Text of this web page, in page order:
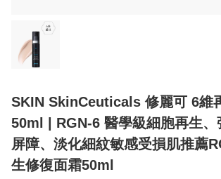
SKIN SkinCeuticals 修麗可 6維
50ml | RGN-6 醫學級細胞再生、
屏障、淡化細紋敏感受損肌推薦
生修復面霜50ml